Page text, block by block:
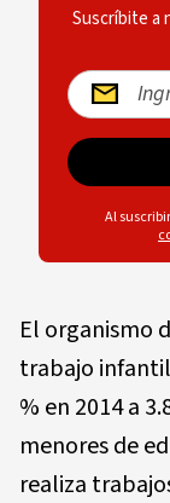
Suscríbite a
Al
El organismo
trabajo
% en 2014 a
menores de
realiza